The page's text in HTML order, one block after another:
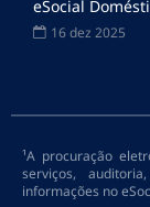
eSocial
16 dez 2025
¹A procuração
serviços,
informações no